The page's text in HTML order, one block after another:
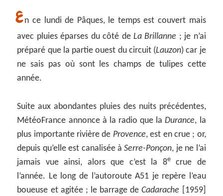
En ce lundi de Pâques, le temps est couvert mais
avec pluies éparses du côté de La Brillanne ; je n’ai
préparé que la partie ouest du circuit (Lauzon) car je
ne sais pas où sont les champs de tulipes cette
année.
Suite aux abondantes pluies des nuits précédentes,
MétéoFrance annonce à la radio que laDurance, la
plus importante rivière de Provence, est en crue ; or,
depuis qu’elle est canalisée àSerre-Ponçon, je ne l’ai
jamais vue ainsi, alors que c’est la 8ecrue de
l’année. Le long de l’autoroute A51 je repère l’eau
boueuse et agitée ; le barrage deCadarache [1959]